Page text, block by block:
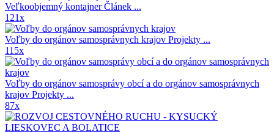
Veľkoobjemný kontajnerČlánek ...
121x
Voľby do orgánov samosprávnych krajov Projekty ...
115x
Voľby do orgánov samosprávy obcí a do orgánov samosprávnych
krajov Projekty ...
87x